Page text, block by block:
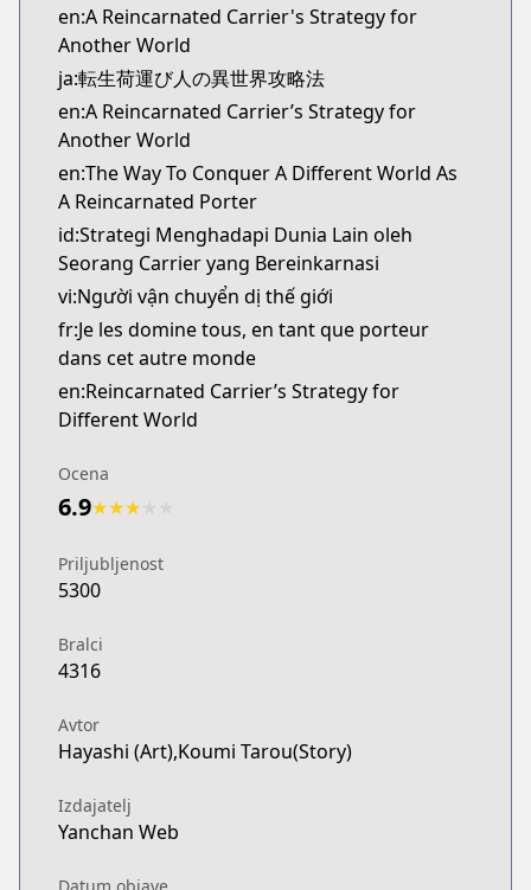
MangaUpdates
https://www.mangaupdates.com/
novelUpdates
novelUpdates
https://www.novelupdates.com/series/the-way-
Book☆Walker
https://bookwalker.jp/series/447670/list
Official English
Official English
https://sevenseasentertainment.com/series/a-
en:A Reincarnated Carrier's Strategy for
Another World
ja:転生荷運び人の異世界攻略法
en:A Reincarnated Carrier’s Strategy for
Another World
en:The Way To Conquer A Different World As
A Reincarnated Porter
id:Strategi Menghadapi Dunia Lain oleh
Seorang Carrier yang Bereinkarnasi
vi:Người vận chuyển dị thế giới
fr:Je les domine tous, en tant que porteur
dans cet autre monde
en:Reincarnated Carrier’s Strategy for
Different World
Ocena
6.9★★★
Priljubljenost
5300
Bralci
4316
Avtor
Hayashi (Art),Koumi Tarou(Story)
Izdajatelj
Yanchan Web